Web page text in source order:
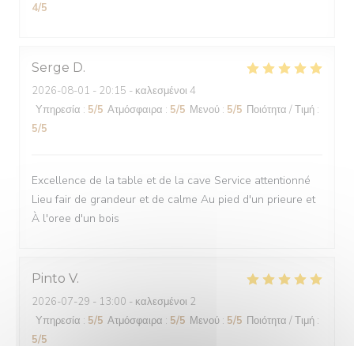
4/5
Serge D
2026-08-01 - 20:15 - καλεσμένοι 4
Υπηρεσία : 5/5 Ατμόσφαιρα : 5/5 Μενού : 5/5 Ποιότητα / Τιμή :
5/5
Excellence de la table et de la cave Service attentionné
Lieu fair de grandeur et de calme Au pied d'un prieure et
À l'oree d'un bois
Pinto V
2026-07-29 - 13:00 - καλεσμένοι 2
Υπηρεσία : 5/5 Ατμόσφαιρα : 5/5 Μενού : 5/5 Ποιότητα / Τιμή :
5/5